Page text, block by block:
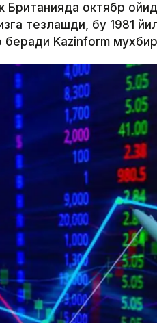
Британияда октябр
тезлашди, бу 1981
беради Kazinform